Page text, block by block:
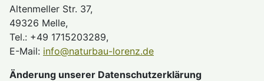
Altenmeller Str. 37,
49326 Melle,
Tel.: +49 1715203289,
E-Mail: info@naturbau-lorenz.de
Änderung unserer Datenschutzerklärung